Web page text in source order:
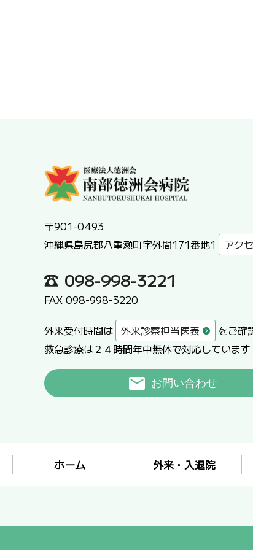
〒901-0493
沖縄県島尻郡八重瀬町字外間171番地1
アク
098-998-3221
FAX 098-998-3220
外来受付時間は 外来診察担当医表
をご確
救急診療は２４時間年中無休で対応しています
お問い合わせ
ホーム 外来・入退院